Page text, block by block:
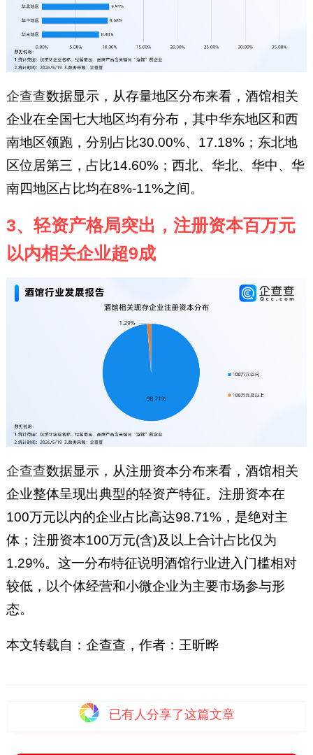
企查查数据显示，从存量地区分布来看，酒馆相关
企业在全国七大地区均有分布，其中华东地区和西
南地区领跑，分别占比30.00%、17.18%；东北地
区位居第三，占比14.60%；西北、华北、华中、华
南四地区占比均在8%-11%之间。
3、轻资产格局突出，注册资本百万元
以内相关企业超9成
企查查数据显示，从注册资本分布来看，酒馆相关
企业整体呈现出典型的轻资产特征。注册资本在
100万元以内的企业占比高达98.71%，是绝对主
体；注册资本100万元(含)及以上合计占比仅为
1.29%。这一分布特征说明酒馆行业进入门槛相对
较低，以个体经营和小微企业为主要市场参与形
态。
本文转载自：企查查，作者：王昕晔
已有 人分享了这篇文章